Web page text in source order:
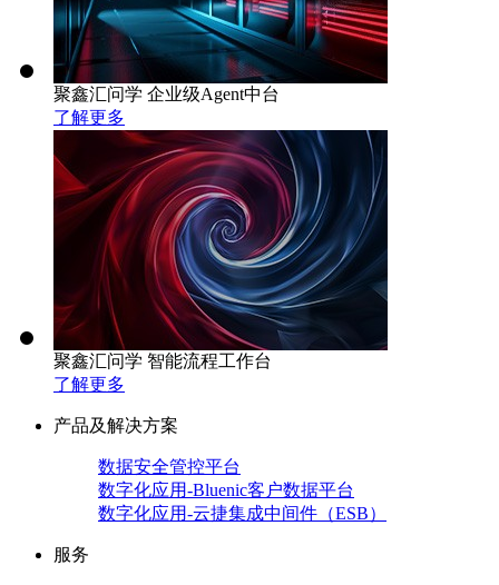
聚鑫汇问学 企业级Agent中台
了解更多
聚鑫汇问学 智能流程工作台
了解更多
产品及解决方案
数据安全管控平台
数字化应用-Bluenic客户数据平台
数字化应用-云捷集成中间件（ESB）
服务